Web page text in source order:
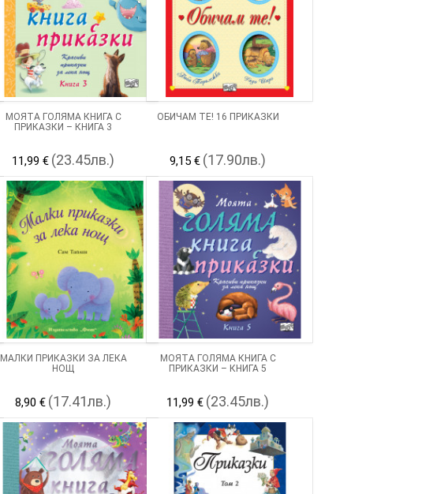
МОЯТА ГОЛЯМА КНИГА С
ПРИКАЗКИ – КНИГА 3
11,99 € (23.45лв.)
ОБИЧАМ ТЕ! 16 ПРИКАЗКИ
9,15 € (17.90лв.)
МАЛКИ ПРИКАЗКИ ЗА ЛЕКА
НОЩ
8,90 € (17.41лв.)
МОЯТА ГОЛЯМА КНИГА С
ПРИКАЗКИ – КНИГА 5
11,99 € (23.45лв.)